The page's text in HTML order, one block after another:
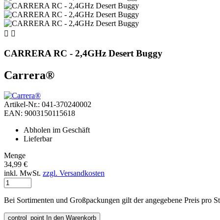
 
CARRERA RC - 2,4GHz Desert Buggy
Carrera®
Artikel-Nr.: 041-370240002
EAN: 9003150115618
Abholen im Geschäft
Lieferbar
Menge
34,99 €
inkl. MwSt. zzgl. Versandkosten
Bei Sortimenten und Großpackungen gilt der angegebene Preis pro
control_point In den Warenkorb